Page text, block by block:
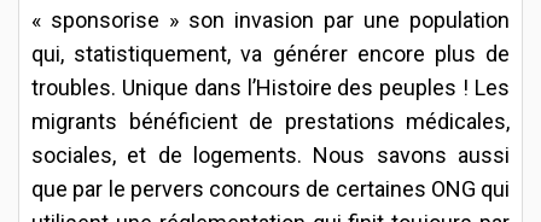
« sponsorise » son invasion par une population
qui, statistiquement, va générer encore plus de
troubles. Unique dans l’Histoire des peuples ! Les
migrants bénéficient de prestations médicales,
sociales, et de logements. Nous savons aussi
que par le pervers concours de certaines ONG qui